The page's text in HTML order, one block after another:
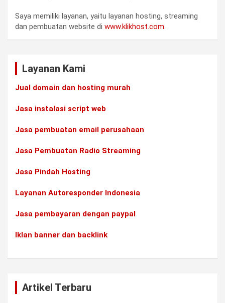
Saya memiliki layanan, yaitu layanan hosting, streaming
dan pembuatan website di www.klikhost.com.
Layanan Kami
Jual domain dan hosting murah
Jasa instalasi script web
Jasa pembuatan email perusahaan
Jasa Pembuatan Radio Streaming
Jasa Pindah Hosting
Layanan Autoresponder Indonesia
Jasa pembayaran dengan paypal
Iklan banner dan backlink
Artikel Terbaru